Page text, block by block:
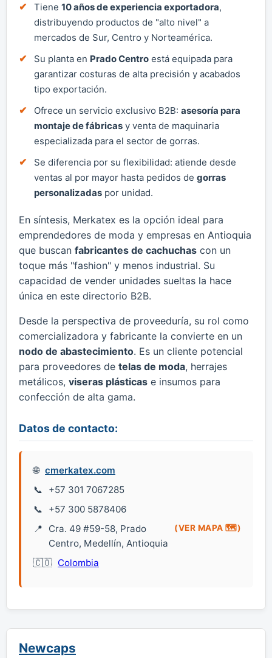
Tiene 10 años de experiencia exportadora,
distribuyendo productos de "alto nivel" a
mercados de Sur, Centro y Norteamérica.
Su planta en Prado Centro está equipada para
garantizar costuras de alta precisión y acabados
tipo exportación.
Ofrece un servicio exclusivo B2B: asesoría para
montaje de fábricas y venta de maquinaria
especializada para el sector de gorras.
Se diferencia por su flexibilidad: atiende desde
ventas al por mayor hasta pedidos de gorras
personalizadas por unidad.
En síntesis, Merkatex es la opción ideal para
emprendedores de moda y empresas en Antioquia
que buscan fabricantes de cachuchas con un
toque más "fashion" y menos industrial. Su
capacidad de vender unidades sueltas la hace
única en este directorio B2B.
Desde la perspectiva de proveeduría, su rol como
comercializadora y fabricante la convierte en un
nodo de abastecimiento. Es un cliente potencial
para proveedores de telas de moda, herrajes
metálicos, viseras plásticas e insumos para
confección de alta gama.
Datos de contacto:
cmerkatex.com
+57 301 7067285
+57 300 5878406
Cra. 49 #59-58, Prado
Centro, Medellín, Antioquia
(VER MAPA 🗺️)
Colombia
Newcaps